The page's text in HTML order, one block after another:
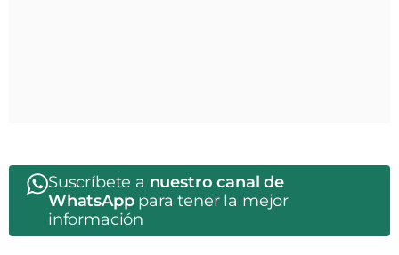
Suscríbete a nuestro canal de
WhatsApppara tener la mejor
información